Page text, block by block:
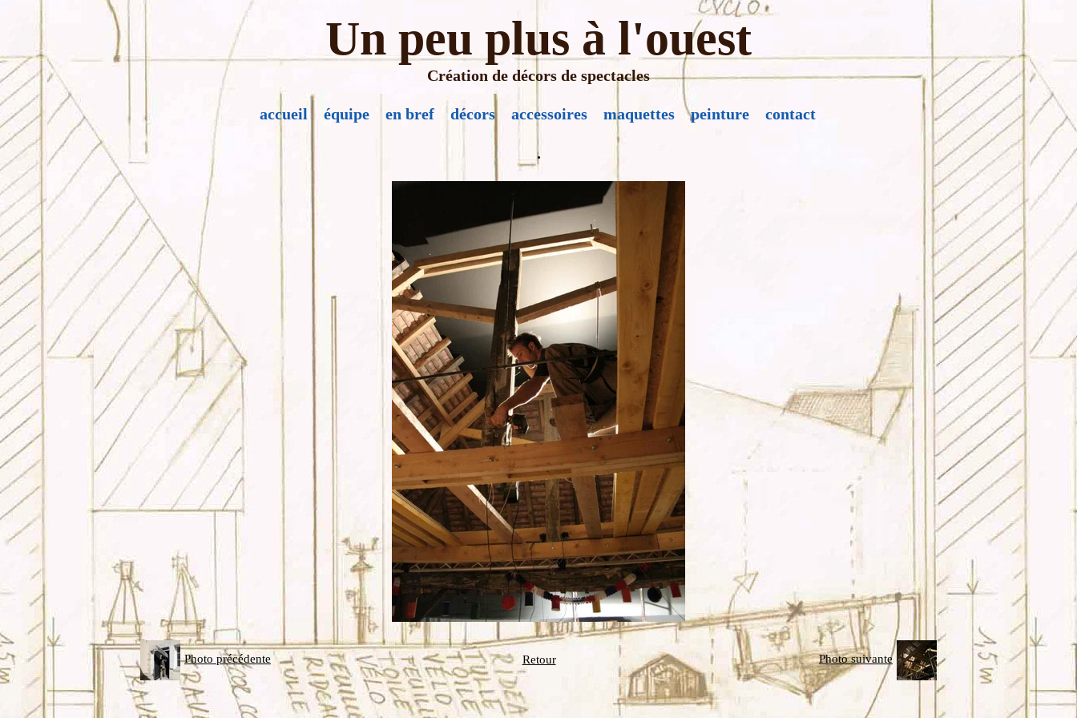
Un peu plus à l'ouest
Création de décors de spectacles
accueil équipe en bref décors accessoires maquettes peinture contact
.
Photo précédente Retour Photo suivante